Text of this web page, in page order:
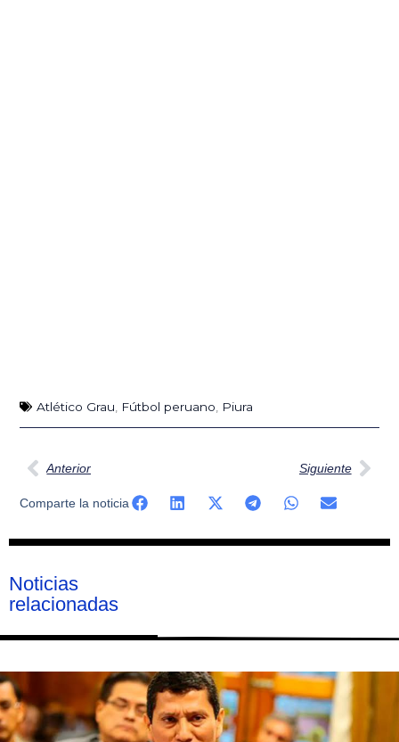
Atlético Grau Fútbol peruano Piura
Ant
Anterior Siguiente
Comparte la noticia
Noticias
relacionadas